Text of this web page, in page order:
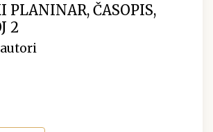
PLANINAR, ČASOPIS,
2